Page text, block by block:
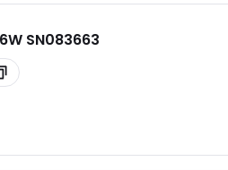
SN083663
2x6W